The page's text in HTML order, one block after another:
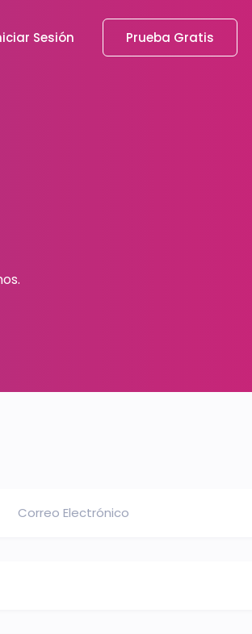
Sesión Prueba Gratis